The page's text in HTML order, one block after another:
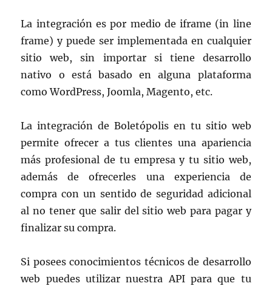
La integración es por medio de iframe (in line
frame) y puede ser implementada en cualquier
sitio web, sin importar si tiene desarrollo
nativo o está basado en alguna plataforma
como WordPress, Joomla, Magento, etc.
La integración de Boletópolis en tu sitio web
permite ofrecer a tus clientes una apariencia
más profesional de tu empresa y tu sitio web,
además de ofrecerles una experiencia de
compra con un sentido de seguridad adicional
al no tener que salir del sitio web para pagar y
finalizar su compra.
Si posees conocimientos técnicos de desarrollo
web puedes utilizar nuestra API para que tu